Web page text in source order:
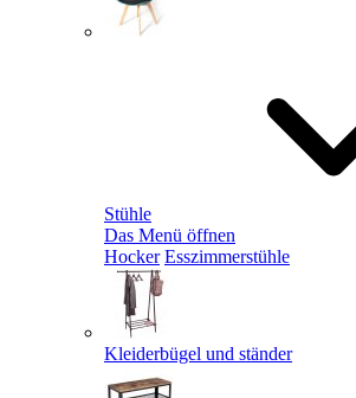
Stühle
Das Menü öffnen
Hocker Esszimmerstühle
Kleiderbügel und ständer